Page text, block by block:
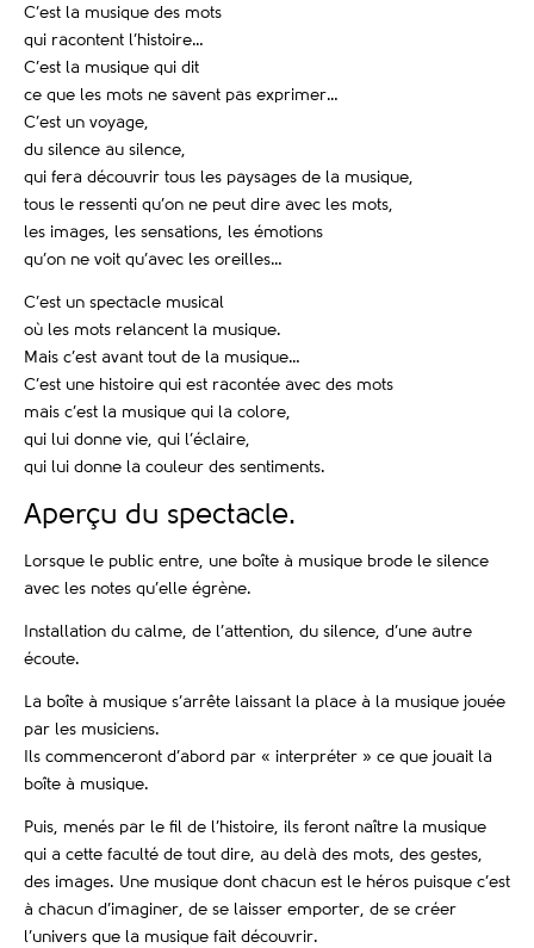
C’est la musique des mots
qui racontent l’histoire…
C’est la musique qui dit
ce que les mots ne savent pas exprimer…
C’est un voyage,
du silence au silence,
qui fera découvrir tous les paysages de la musique,
tous le ressenti qu’on ne peut dire avec les mots,
les images, les sensations, les émotions
qu’on ne voit qu’avec les oreilles…
C’est un spectacle musical
où les mots relancent la musique.
Mais c’est avant tout de la musique…
C’est une histoire qui est racontée avec des mots
mais c’est la musique qui la colore,
qui lui donne vie, qui l’éclaire,
qui lui donne la couleur des sentiments.
Aperçu du spectacle.
Lorsque le public entre, une boîte à musique brode le silence
avec les notes qu’elle égrène.
Installation du calme, de l’attention, du silence, d’une autre
écoute.
La boîte à musique s’arrête laissant la place à la musique jouée
par les musiciens.
Ils commenceront d’abord par « interpréter » ce que jouait la
boîte à musique.
Puis, menés par le fil de l’histoire, ils feront naître la musique
qui a cette faculté de tout dire, au delà des mots, des gestes,
des images. Une musique dont chacun est le héros puisque c’est
à chacun d’imaginer, de se laisser emporter, de se créer
l’univers que la musique fait découvrir.